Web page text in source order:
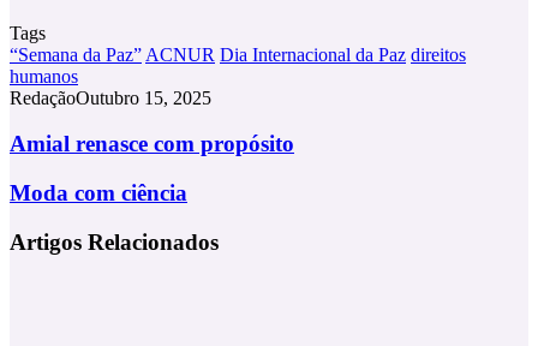
Tags
“Semana da Paz” ACNUR Dia Internacional da Paz direitos
humanos
RedaçãoOutubro 15, 2025
Amial
com
propósito
Amial renasce com propósito
Moda
ciência
Moda com ciência
Artigos Relacionados